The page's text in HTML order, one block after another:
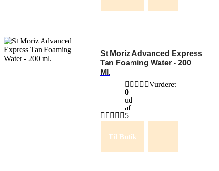
St Moriz Advanced Express
Tan Foaming Water - 200
Ml.
Vurderet
0
ud
af
5
Til Butik